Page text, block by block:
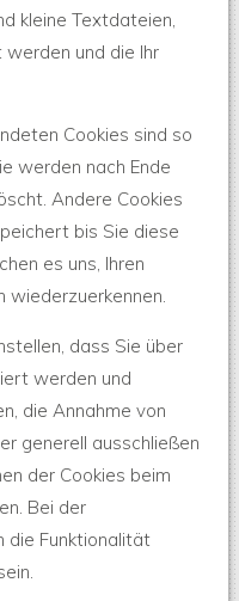
kleine Textdateien,
und die Ihr
Cookies sind so
werden nach Ende
Andere Cookies
bis Sie diese
es uns, Ihren
dass Sie über
werden und
die Annahme von
generell ausschließen
der Cookies beim
Bei der
die Funktionalität